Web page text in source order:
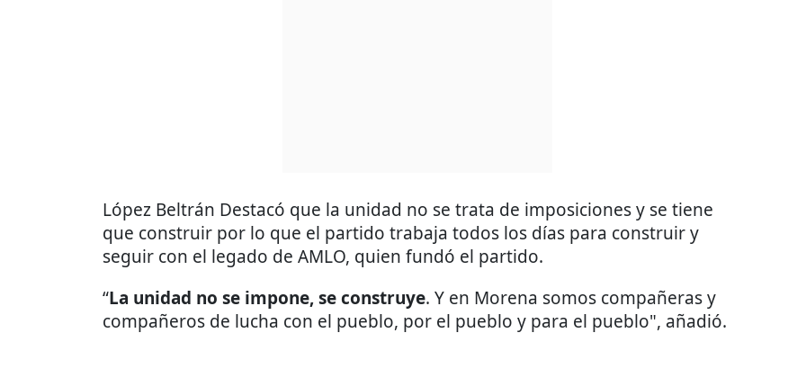
López Beltrán Destacó que la unidad no se trata de imposiciones y se tiene
que construir por lo que el partido trabaja todos los días para construir y
seguir con el legado de AMLO, quien fundó el partido.
“La unidad no se impone, se construye. Y en Morena somos compañeras y
compañeros de lucha con el pueblo, por el pueblo y para el pueblo", añadió.